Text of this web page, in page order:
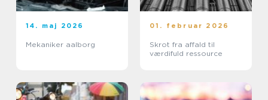
14. maj 2026
Mekaniker aalborg
01. februar 2026
Skrot fra affald til
værdifuld ressource